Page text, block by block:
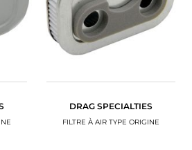
DRAG SPECIALTIES
FILTRE À AIR TYPE ORIGINE